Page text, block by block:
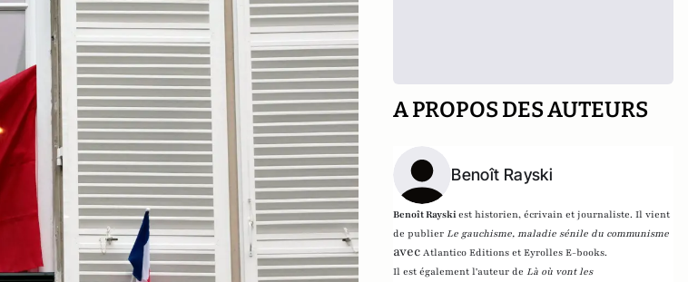
A PROPOS DES AUTEURS
Benoît Rayski
Benoît Rayskiest historien, écrivain et journaliste. Il vient
de publierLe gauchisme, maladie sénile du communisme
avecAtlantico Editions et Eyrolles E-books.
Il est également l'auteur deLà où vont les